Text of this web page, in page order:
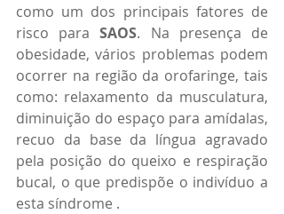
como um dos principais fatores de
risco para SAOS. Na presença de
obesidade, vários problemas podem
ocorrer na região da orofaringe, tais
como: relaxamento da musculatura,
diminuição do espaço para amídalas,
recuo da base da língua agravado
pela posição do queixo e respiração
bucal, o que predispõe o indivíduo a
esta síndrome .